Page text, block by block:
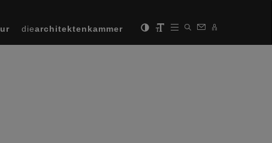
diearchitektenkammer